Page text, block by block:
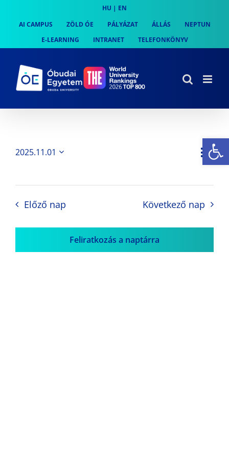
content
HU | EN
AI CAMPUS
ZÖLD ÓE PÁLYÁZAT ÁLLÁS
NEPTUN
E-LEARNING
INTRANET TELEFONKÖNYV
Nap
2025.11.01
Előző nap Következő nap
Feliratkozás a naptárra